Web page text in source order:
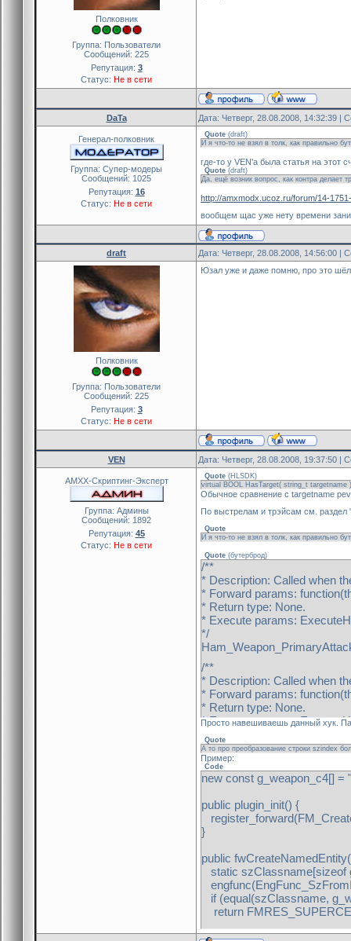
if( !ePlayer )
return 0
pev(ePlayer, pev_origin,
fAngel =
return ePlayer
}
Полковник
Группа: Пользователи
Сообщений: 225
Репутация: 3
Статус: Не в сети
DaTa Дата: Четверг, 28.08.2008, 14:32:39 |
Генерал-полковник
Группа: Cупер-модеры
Сообщений: 1025
Репутация: 16
Статус: Не в сети
Quote (draft)
И я что-то не взял в толк, как правильно
где-то у VEN'а была статья на этот
Quote (draft)
Да, ещё возник вопрос, как контра делает
http://amxmodx.ucoz.ru/forum/14-
вообщем щас уже нету времени
draft Дата: Четверг, 28.08.2008, 14:56:00 |
Полковник
Группа: Пользователи
Сообщений: 225
Репутация: 3
Статус: Не в сети
Юзал уже и даже помню, про это шёл
VEN Дата: Четверг, 28.08.2008, 19:37:50 |
AMXX-Скриптинг-Эксперт
Группа: Админы
Сообщений: 1892
Репутация: 45
Статус: Не в сети
Quote (HLSDK)
virtual BOOL HasTarget( string_t
Обычное сравнение с targetname
По выстрелам и трэйсам см. раздел
Quote
И я что-то не взял в толк, как правильно
Quote (бутерброд)
/**
* Description: Called when
* Forward params:
* Return type: None.
* Execute params:
*/
/**
* Description: Called when
* Forward params:
* Return type: None.
* Execute params:
*/
Просто навешиваешь данный хук.
Quote
А то про преобразование строки szindex
Пример:
Code
new const g_weapon_c4[] =
public plugin_init() {
}
public
static szClassname[sizeof
if (equal(szClassname,
return
return FMRES_IGNORED